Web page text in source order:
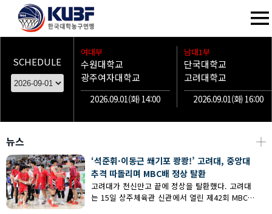
SCHEDULE
여대부
수원대학교
광주여자대학교
2026.09.01(화) 14:00
남대1부
단국대학교
고려대학교
2026.09.01(화) 16:00
뉴스 ┼
‘석준휘·이동근 쐐기포 쾅쾅!’ 고려대, 중앙대
추격 따돌리며 MBC배 정상 탈환
고려대가 천신만고 끝에 정상을 탈환했다. 고려대
는 15일 상주체육관 신관에서 열린 제42회 MBC배